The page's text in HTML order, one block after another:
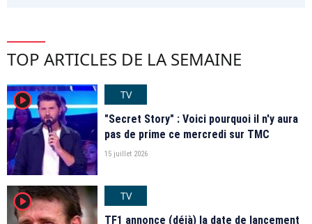
TOP ARTICLES DE LA SEMAINE
player2
TV
"Secret Story" : Voici pourquoi il n'y aura
pas de prime ce mercredi sur TMC
15 juillet 2026
player2
TV
TF1 annonce (déjà) la date de lancement